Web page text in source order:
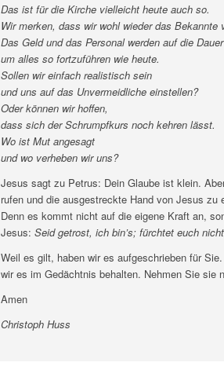
Das ist für die Kirche vielleicht heute auch so.
Wir merken, dass wir wohl wieder das Bekannte
Das Geld und das Personal werden auf die
um alles so fortzuführen wie heute.
Sollen wir einfach realistisch sein
und uns auf das Unvermeidliche einstellen?
Oder können wir hoffen,
dass sich der Schrumpfkurs noch kehren lässt.
Wo ist Mut angesagt
und wo verheben wir uns?
Jesus sagt zu Petrus: Dein Glaube ist klein.
rufen und die ausgestreckte Hand von Jesus
Denn es kommt nicht auf die eigene Kraft an,
Jesus: Seid getrost, ich bin’s; fürchtet euch
Weil es gilt, haben wir es aufgeschrieben für
wir es im Gedächtnis behalten. Nehmen Sie sie
Amen
Christoph Huss